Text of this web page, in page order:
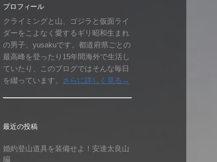
プロフィール
クライミングと山、ゴジラと仮面ライ
ダーをこよなく愛するギリ昭和生まれ
の男子、yusakuです。都道府県ごとの
最高峰を登ったり15年間海外で生活し
ていたり、このブログではそんな毎日
を綴っています。
さらに詳しく見る→
最近の投稿
婚約登山道具を装備せよ！安達太良山
編